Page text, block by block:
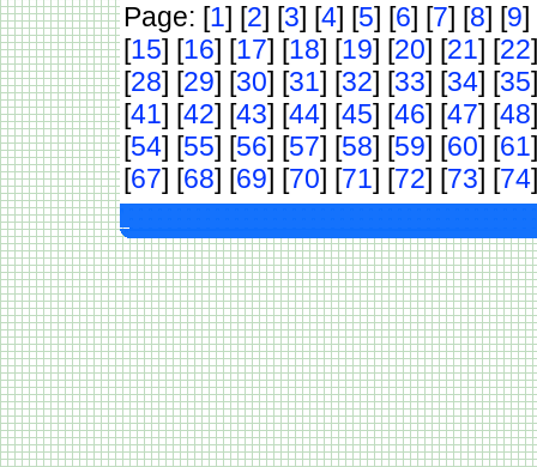
Page: [1] [2] [3] [4] [5] [6] [7] [8] [9]
[15] [16] [17] [18] [19] [20] [21] [22
[28] [29] [30] [31] [32] [33] [34] [35
[41] [42] [43] [44] [45] [46] [47] [48
[54] [55] [56] [57] [58] [59] [60] [61
[67] [68] [69] [70] [71] [72] [73] [74]